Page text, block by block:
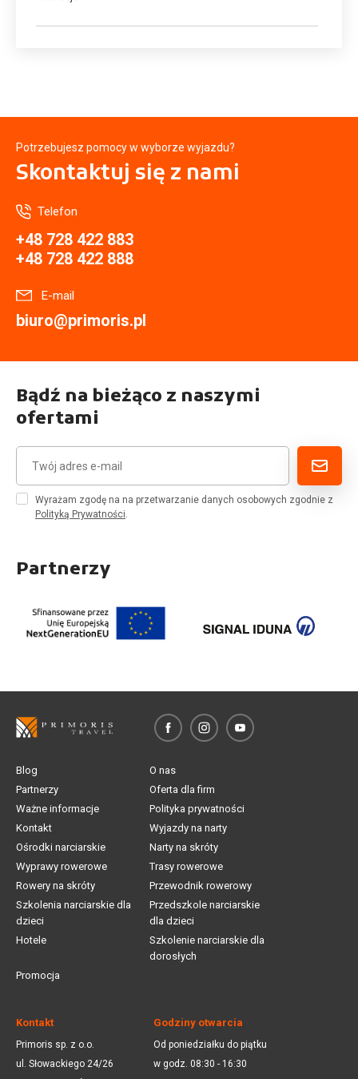
Potrzebujesz pomocy w wyborze wyjazdu?
Skontaktuj się z nami
Telefon
+48 728 422 883
+48 728 422 888
E-mail
biuro@primoris.pl
Bądź na bieżąco z naszymi
ofertami
Wyrażam zgodę na na przetwarzanie danych osobowych zgodnie z
Polityką Prywatności.
Partnerzy
Blog
O nas
Partnerzy
Oferta dla firm
Ważne informacje
Polityka prywatności
Kontakt
Wyjazdy na narty
Ośrodki narciarskie
Narty na skróty
Wyprawy rowerowe
Trasy rowerowe
Rowery na skróty
Przewodnik rowerowy
Szkolenia narciarskie dla
dzieci
Przedszkole narciarskie
dla dzieci
Hotele
Szkolenie narciarskie dla
dorosłych
Promocja
Kontakt
Primoris sp. z o.o.
ul. Słowackiego 24/26
Godziny otwarcia
Od poniedziałku do piątku
w godz. 08:30 - 16:30